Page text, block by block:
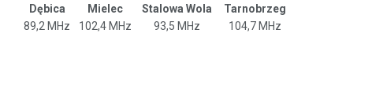
Dębica Mielec Stalowa Wola
Tarnobrzeg
89,2 MHz
102,4 MHz 93,5 MHz 104,7 MHz